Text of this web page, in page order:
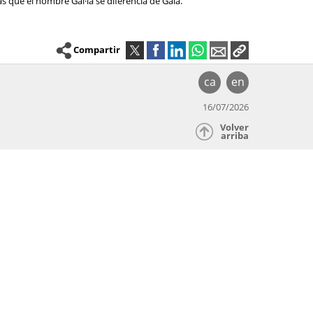
Compartir
ca en
16/07/2026
Volver
arriba